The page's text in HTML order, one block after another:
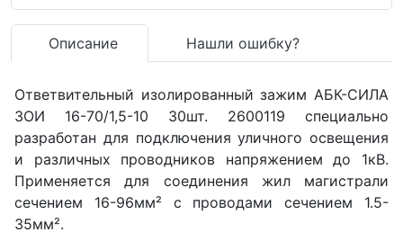
Описание Нашли ошибку?
Ответвительный изолированный зажим АБК-СИЛА
ЗОИ 16-70/1,5-10 30шт. 2600119 специально
разработан для подключения уличного освещения
и различных проводников напряжением до 1кВ.
Применяется для соединения жил магистрали
сечением 16-96мм² с проводами сечением 1.5-
35мм².